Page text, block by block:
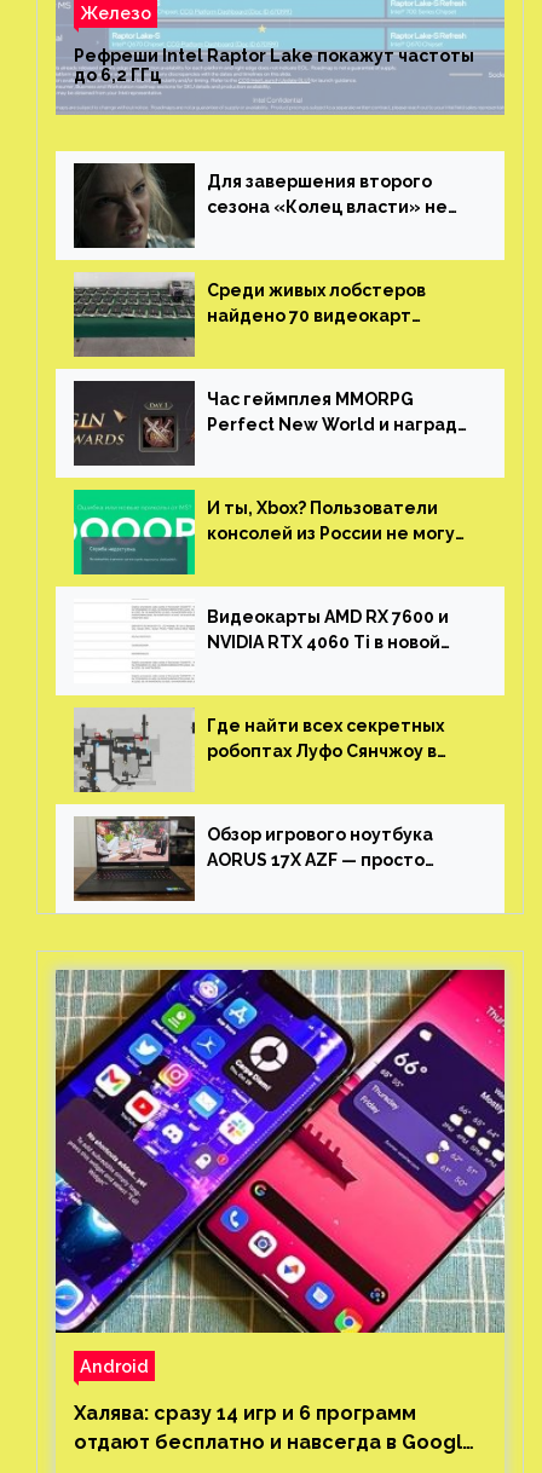
Железо
Рефреши Intel Raptor Lake покажут частоты
до 6,2 ГГц
Для завершения второго
сезона «Колец власти» не
Среди живых лобстеров
найдено 70 видеокарт
китайской таможни
Час геймплея MMORPG
Perfect New World и награды
И ты, Xbox? Пользователи
консолей из России не могут
Видеокарты AMD RX 7600 и
NVIDIA RTX 4060 Ti в новой
Где найти всех секретных
робоптах Луфо Сянчжоу в
Обзор игрового ноутбука
AORUS 17X AZF — просто
Android
Халява: сразу 14 игр и 6 программ
отдают бесплатно и навсегда в Google